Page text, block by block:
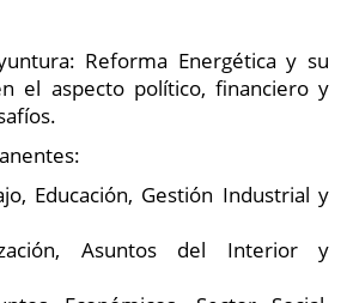
Reforma Energética y su
el aspecto político, financiero y
Educación, Gestión Industrial y
Asuntos del Interior y